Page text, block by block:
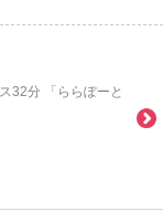
32分 「ららぽーと